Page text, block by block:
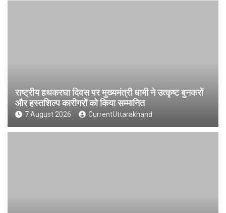
राष्ट्रीय हथकरघा दिवस पर मुख्यमंत्री धामी ने उत्कृष्ट बुनकरों
और हस्तशिल्प कारीगरों को किया सम्मानित
7 August 2026 CurrentUttarakhand